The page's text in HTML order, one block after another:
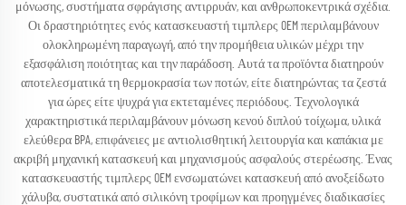
μόνωσης, συστήματα σφράγισης αντιρρυάν, και ανθρωποκεντρικά σχέδια.
Οι δραστηριότητες ενός κατασκευαστή τιμπλερς OEM περιλαμβάνουν
ολοκληρωμένη παραγωγή, από την προμήθεια υλικών μέχρι την
εξασφάλιση ποιότητας και την παράδοση. Αυτά τα προϊόντα διατηρούν
αποτελεσματικά τη θερμοκρασία των ποτών, είτε διατηρώντας τα ζεστά
για ώρες είτε ψυχρά για εκτεταμένες περιόδους. Τεχνολογικά
χαρακτηριστικά περιλαμβάνουν μόνωση κενού διπλού τοίχωμα, υλικά
ελεύθερα BPA, επιφάνειες με αντιολισθητική λειτουργία και καπάκια με
ακριβή μηχανική κατασκευή και μηχανισμούς ασφαλούς στερέωσης. Ένας
κατασκευαστής τιμπλερς OEM ενσωματώνει κατασκευή από ανοξείδωτο
χάλυβα, συστατικά από σιλικόνη τροφίμων και προηγμένες διαδικασίες